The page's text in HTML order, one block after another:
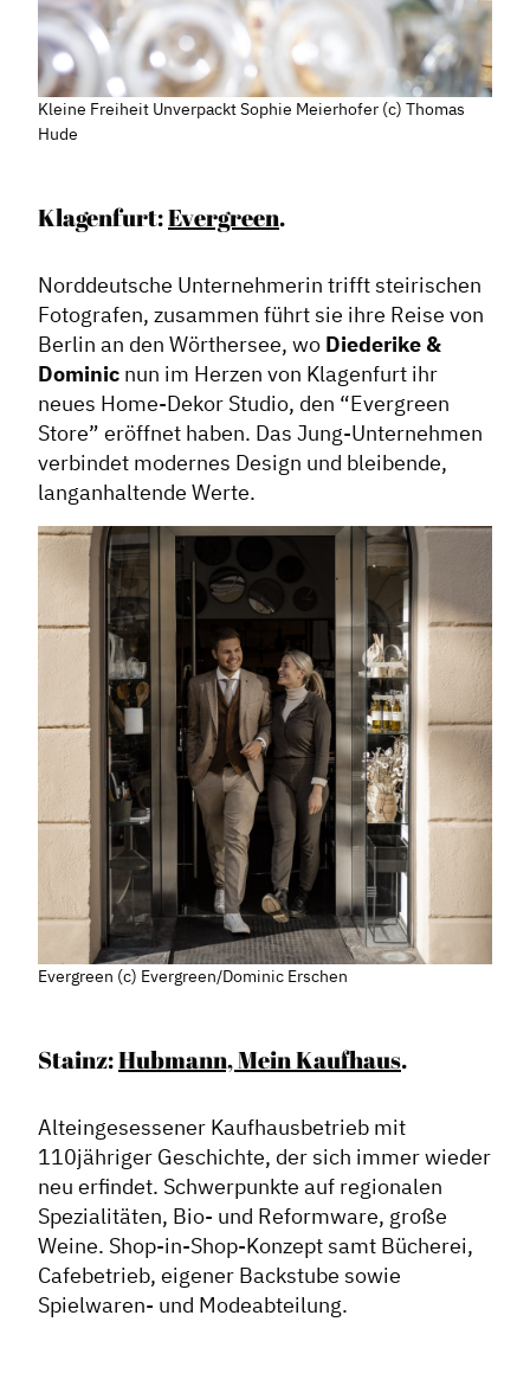
Kleine Freiheit Unverpackt Sophie Meierhofer (c) Thomas
Hude
Klagenfurt:Evergreen.
Norddeutsche Unternehmerin trifft steirischen
Fotografen, zusammen führt sie ihre Reise von
Berlin an den Wörthersee, wo Diederike &
Dominic nun im Herzen von Klagenfurt ihr
neues Home-Dekor Studio, den “Evergreen
Store” eröffnet haben. Das Jung-Unternehmen
verbindet modernes Design und bleibende,
langanhaltende Werte.
Evergreen (c) Evergreen/Dominic Erschen
Stainz:Hubmann, Mein Kaufhaus.
Alteingesessener Kaufhausbetrieb mit
110jähriger Geschichte, der sich immer wieder
neu erfindet. Schwerpunkte auf regionalen
Spezialitäten, Bio- und Reformware, große
Weine. Shop-in-Shop-Konzept samt Bücherei,
Cafebetrieb, eigener Backstube sowie
Spielwaren- und Modeabteilung.